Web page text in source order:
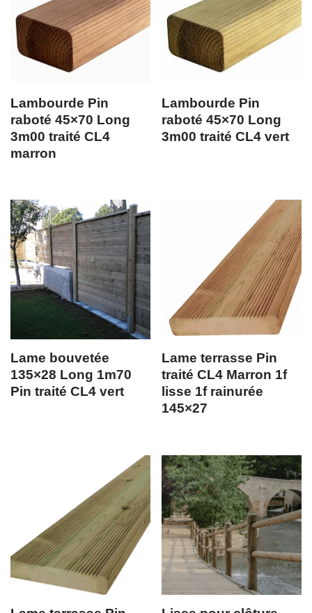
Lambourde Pin
raboté 45×70 Long
3m00 traité CL4
marron
Lambourde Pin
raboté 45×70 Long
3m00 traité CL4 vert
Lame bouvetée
135×28 Long 1m70
Pin traité CL4 vert
Lame terrasse Pin
traité CL4 Marron 1f
lisse 1f rainurée
145×27